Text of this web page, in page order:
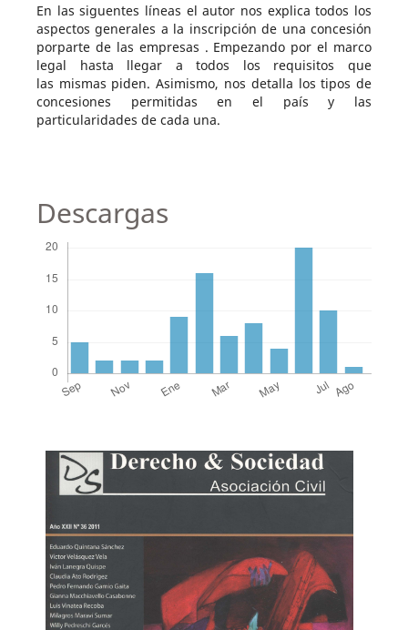
En las siguentes líneas el autor nos explica todos los
aspectos generales a la inscripción de una concesión
porparte de las empresas . Empezando por el marco
legal hasta llegar a todos los requisitos que
las mismas piden. Asimismo, nos detalla los tipos de
concesiones permitidas en el país y las
particularidades de cada una.
Descargas